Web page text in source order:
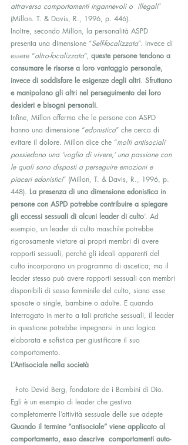
attraverso comportamenti ingannevoli o  illegali”
(Millon. T. & Davis, R., 1996, p. 446).
Inoltre, secondo Millon, la personalità ASPD
presenta una dimensione “Self-focalizzata“. Invece di
essere “altro-focalizzata“, queste persone tendono a
consumare le risorse a loro vantaggio personale,
invece di soddisfare le esigenze degli altri. Sfruttano
e manipolano gli altri nel perseguimento dei loro
desideri e bisogni personali.
Infine, Millon afferma che le persone con ASPD
hanno una dimensione “edonistica” che cerca di
evitare il dolore. Millon dice che “molti antisociali
possiedono una ‘voglia di vivere,’ una passione con
le quali sono disposti a perseguire emozioni e
piaceri edonistici” (Millon, T. & Davis, R., 1996, p.
448). La presenza di una dimensione edonistica in
persone con ASPD potrebbe contribuire a spiegare
gli eccessi sessuali di alcuni leader di culto‘. Ad
esempio, un leader di culto maschile potrebbe
rigorosamente vietare ai propri membri di avere
rapporti sessuali, perché gli ideali apparenti del
culto incorporano un programma di ascetica; ma il
leader stesso può avere rapporti sessuali con membri
disponibili di sesso femminile del culto, siano esse
sposate o single, bambine o adulte. E quando
interrogato in merito a tali pratiche sessuali, il leader
in questione potrebbe impegnarsi in una logica
elaborata e sofistica per giustificare il suo
comportamento.
L’Antisociale nella società
Egli è un esempio di leader che gestiva
completamente l’attività sessuale delle sue adepte
Quando il termine “antisociale” viene applicato al
comportamento, esso descrive  comportamenti auto-